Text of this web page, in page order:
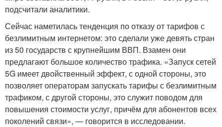
подсчитали аналитики.
Сейчас наметилась тенденция по отказу от тарифов с
безлимитным интернетом: это сделали уже девять стран
из 50 государств с крупнейшим ВВП. Взамен они
предлагают большое количество трафика. «Запуск сетей
5G имеет двойственный эффект, с одной стороны, это
позволяет операторам запускать тарифы с безлимитным
трафиком, с другой стороны, это служит поводом для
повышения стоимости услуг, причём для абонентов всех
поколений связи», — говорится в исследовании.